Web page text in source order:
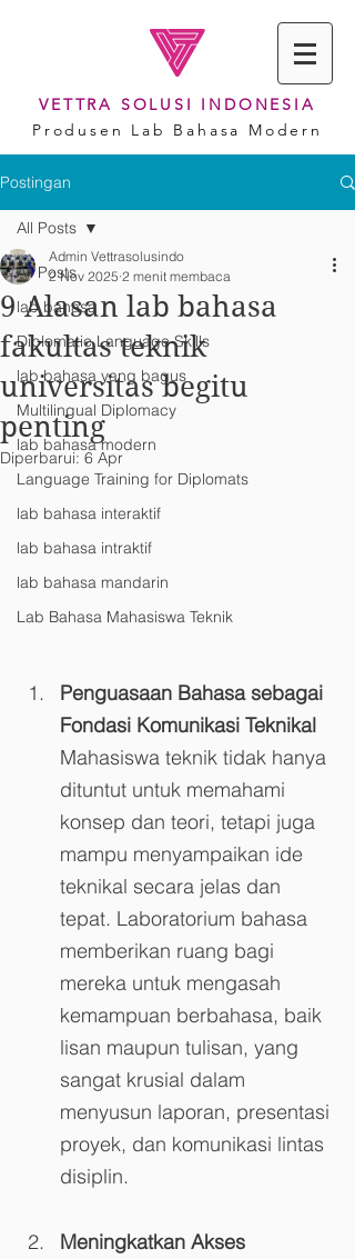
VETTRA SOLUSI INDONESIA
Produsen Lab Bahasa Modern
Postingan
All Posts
lab bahasa
Diplomatic Language Skills
lab bahasa yang bagus
Multilingual Diplomacy
lab bahasa modern
Language Training for Diplomats
lab bahasa interaktif
lab bahasa intraktif
lab bahasa mandarin
Lab Bahasa Mahasiswa Teknik
All Posts
9 Alasan lab bahasa
fakultas teknik
universitas begitu
penting
Admin Vettrasolusindo
2 Nov 2025 2 menit membaca
Diperbarui:6 Apr
Penguasaan Bahasa sebagai
Fondasi Komunikasi Teknikal
Mahasiswa teknik tidak hanya
dituntut untuk memahami
konsep dan teori, tetapi juga
mampu menyampaikan ide
teknikal secara jelas dan
tepat. Laboratorium bahasa
memberikan ruang bagi
mereka untuk mengasah
kemampuan berbahasa, baik
lisan maupun tulisan, yang
sangat krusial dalam
menyusun laporan, presentasi
proyek, dan komunikasi lintas
disiplin.
Meningkatkan Akses